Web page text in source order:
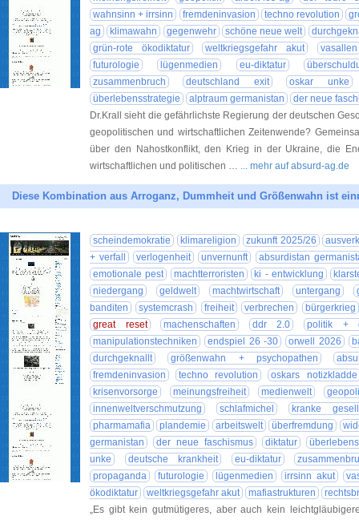
wahnsinn + irrsinn
fremdeninvasion techno revolution
ag
klimawahn gegenwehr schöne neue welt
grün-rote ökodiktatur
weltkriegsgefahr akut
vasallen
futurologie
lügenmedien eu-diktatur
zusammenbruch
deutschland exit
oskar unke
überlebensstrategie
alptraum germanistan
der neue
Dr.Krall sieht die gefährlichste Regierung der deutschen
geopolitischen und wirtschaftlichen Zeitenwende?
über den Nahostkonflikt, den Krieg in der Ukraine, die
wirtschaftlichen und politischen … ... mehr auf absurd-ag.de
Diese Kombination aus Arroganz, Dummheit und Größenwahn ist
scheindemokratie klimareligion zukunft 2025/26
+ verfall
verlogenheit unvernunft
absurdistan
emotionale pest
machtterroristen ki - entwicklung
niedergang
geldwelt machtwirtschaft untergang
banditen
systemcrash freiheit verbrechen
bürgerkrieg
great reset
machenschaften ddr 2.0
politik +
manipulationstechniken
endspiel 26 -30 orwell 2026
durchgeknallt
größenwahn + psychopathen
fremdeninvasion
techno revolution
oskars notizkladde
krisenvorsorge
meinungsfreiheit medienwelt
innenweltverschmutzung
schlafmichel
kranke
pharmamafia
plandemie arbeitswelt überfremdung
germanistan
der neue faschismus diktatur
unke
deutsche krankheit eu-diktatur
propaganda
futurologie lügenmedien irrsinn akut
ökodiktatur
weltkriegsgefahr akut mafiastrukturen
„Es gibt kein gutmütigeres, aber auch kein